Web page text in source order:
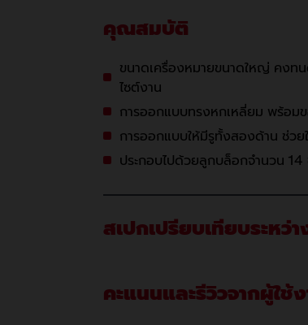
คุณสมบัติ
ขนาดเครื่องหมายขนาดใหญ่ คงท
ไซต์งาน​
การออกแบบทรงหกเหลี่ยม พร้อม
การออกแบบให้มีรูทั้งสองด้าน ช่ว
ประกอบไปด้วยลูกบล็อกจำนวน
สเปกเปรียบเทียบระหว่า
คะแนนและรีวิวจากผู้ใช้